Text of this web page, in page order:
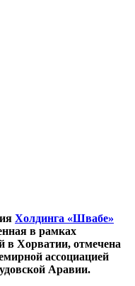
Холдинга «Швабе»
в рамках
в Хорватии, отмечена
ассоциацией
Аравии.